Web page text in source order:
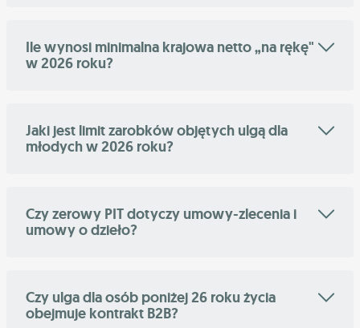
Ile wynosi minimalna krajowa netto „na rękę"
w 2026 roku?
Jaki jest limit zarobków objętych ulgą dla
młodych w 2026 roku?
Czy zerowy PIT dotyczy umowy-zlecenia i
umowy o dzieło?
Czy ulga dla osób poniżej 26 roku życia
obejmuje kontrakt B2B?